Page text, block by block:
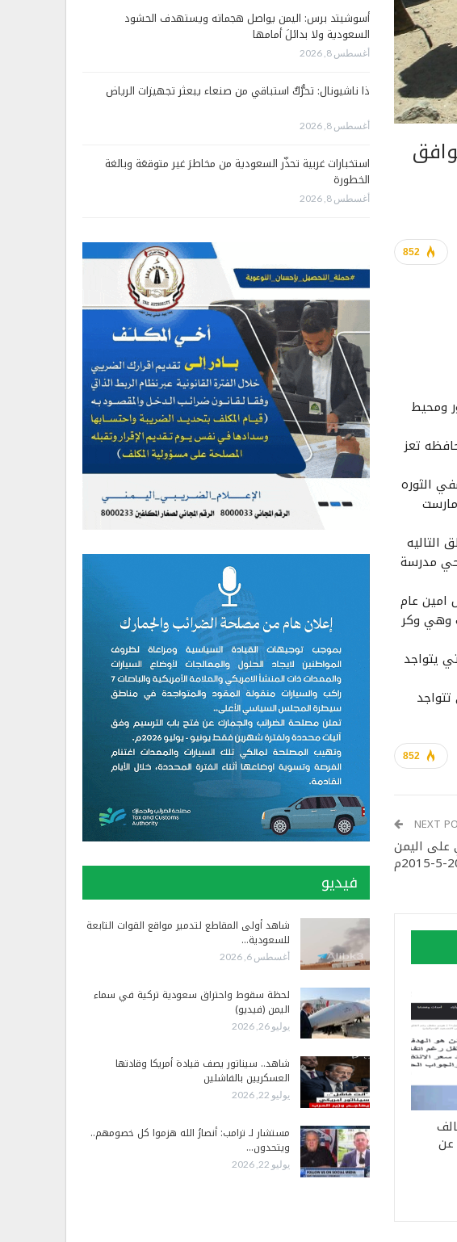
852
ومحيط
تعز
الثوره
التاليه
حي مدرسة
امين عام
وهي وكر
يتواجد
852
NEXT
على اليمن
عن
أسوشيتد برس: اليمن يواصل هجماته ويستهدف الحشود
السعودية ولا بدائلَ أمامها
أغسطس 8, 2026
ذا ناشيونال: تحرُّكٌ استباقي من صنعاء يبعثر تجهيزات الرياض
أغسطس 8, 2026
استخبارات غربية تحذّر السعودية من مخاطرَ غير متوقعَة وبالغة
الخطورة
أغسطس 8, 2026
فيديو
شاهد أولى المقاطع لتدمير مواقع القوات التابعة
للسعودية…
أغسطس 6, 2026
لحظة سقوط واحتراق سعودية تركية في سماء
اليمن (فيديو)
يوليو 26, 2026
شاهد.. سيناتور يصف قيادة أمريكا وقادتها
العسكريين بالفاشلين
يوليو 22, 2026
مستشار لـ ترامب: أنصارُ الله هزموا كل خصومهم..
ويتحدون…
يوليو 22, 2026